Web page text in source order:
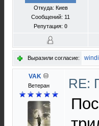
Откуда: Киев
Сообщений: 11
Репутация: 0
Выразили согласие:
VAK
Ветеран RE: